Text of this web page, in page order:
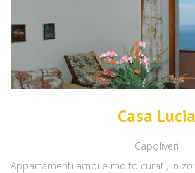
Casa Lucia
Capoliveri
Appartamenti ampi e molto curati, in